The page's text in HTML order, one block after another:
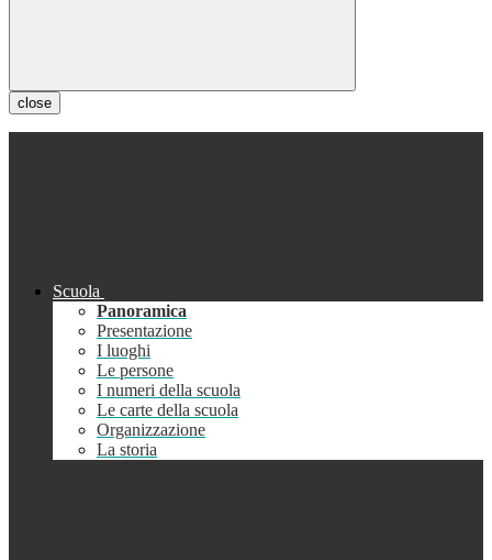
close
Scuola
Panoramica
Presentazione
I luoghi
Le persone
I numeri della scuola
Le carte della scuola
Organizzazione
La storia